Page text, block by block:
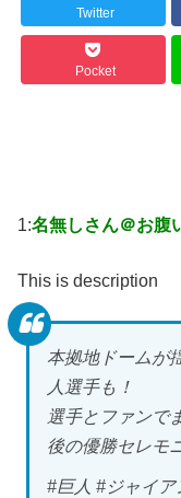
Twitter
Pocket
1:名無しさん＠お腹
This is description
本拠地ドームが
人選手も！
選手とファンで
後の優勝セレモ
#巨人 #ジャイ